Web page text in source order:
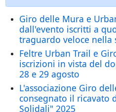
Giro delle Mura e
dall'evento iscritti a
traguardo veloce nella
Feltre Urban Trail e
iscrizioni in vista del
28 e 29 agosto
L'associazione Giro
consegnato il ricavato
Solidali" 2025